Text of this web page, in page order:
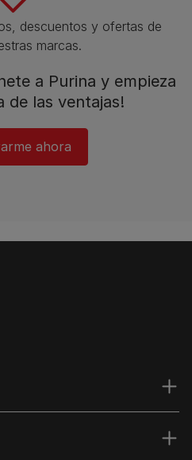
descuentos y ofertas de
marcas.​
a Purina y empieza
de las ventajas!​
ahora​